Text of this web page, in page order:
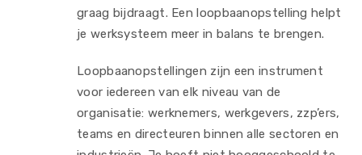
graag bijdraagt. Een loopbaanopstelling helpt
je werksysteem meer in balans te brengen.
Loopbaanopstellingen zijn een instrument
voor iedereen van elk niveau van de
organisatie: werknemers, werkgevers, zzp’ers,
teams en directeuren binnen alle sectoren en